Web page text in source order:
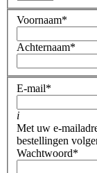
Voornaam*
Achternaam*
E-mail*
i
Met uw e-
bestellingen
Wachtwoord*